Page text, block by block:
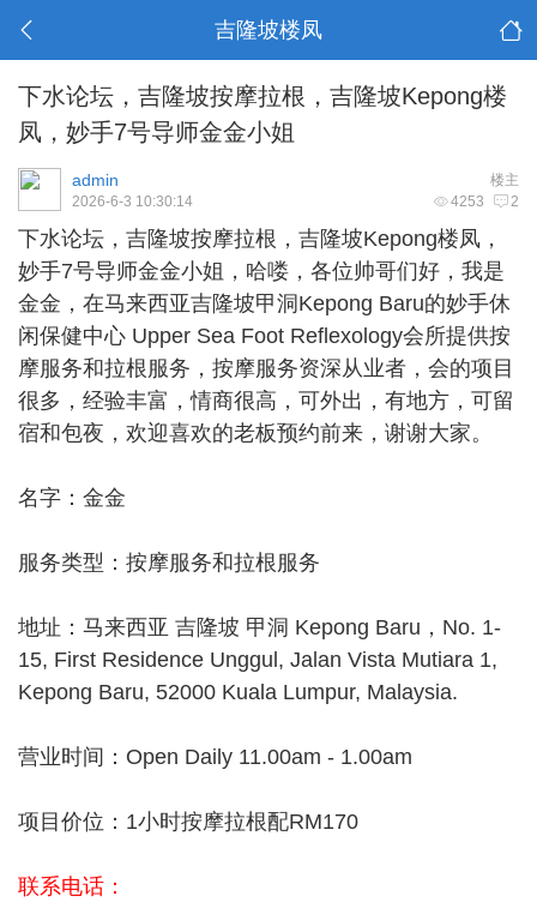
吉隆坡楼凤
下水论坛，吉隆坡按摩拉根，吉隆坡Kepong楼
凤，妙手7号导师金金小姐
楼主
admin
4253 2
2026-6-3 10:30:14
下水论坛， 吉隆坡按摩拉根 ，吉隆坡Kepong楼凤，
妙手7号导师金金小姐，哈喽，各位帅哥们好，我是
金金，在马来西亚吉隆坡甲洞Kepong Baru的妙手休
闲保健中心 Upper Sea Foot Reflexology会所提供按
摩服务和拉根服务，按摩服务资深从业者，会的项目
很多，经验丰富，情商很高，可外出，有地方，可留
宿和包夜，欢迎喜欢的老板预约前来，谢谢大家。
名字：金金
服务类型：按摩服务和拉根服务
地址：马来西亚 吉隆坡 甲洞 Kepong Baru，No. 1-
15, First Residence Unggul, Jalan Vista Mutiara 1,
Kepong Baru, 52000 Kuala Lumpur, Malaysia.
营业时间：Open Daily 11.00am - 1.00am
项目价位：1小时按摩拉根配RM170
联系电话：